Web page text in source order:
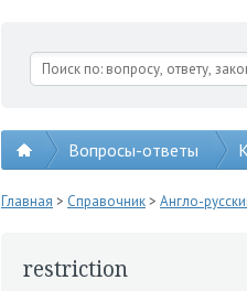
Вопросы-ответы
Главная > Справочник> Англо-
restriction